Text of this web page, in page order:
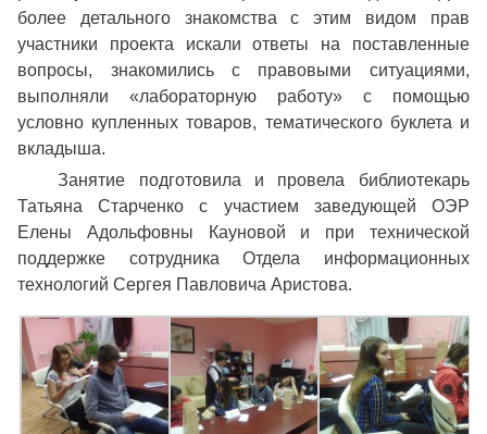
более детального знакомства с этим видом прав
участники проекта искали ответы на поставленные
вопросы, знакомились с правовыми ситуациями,
выполняли «лабораторную работу» с помощью
условно купленных товаров, тематического буклета и
вкладыша.
Занятие подготовила и провела библиотекарь
Татьяна Старченко с участием заведующей ОЭР
Елены Адольфовны Кауновой и при технической
поддержке сотрудника Отдела информационных
технологий Сергея Павловича Аристова.